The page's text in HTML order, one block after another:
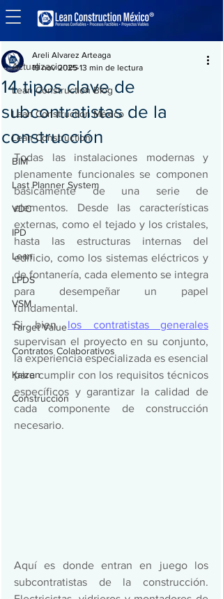
Entrada
Actualizaciones
Lean Construction Blog
Lean Construction México
Lean Construction
BIM
Last Planner System
VDC
IPD
Lean
LPDS
VSM
Target Value
Contratos Colaborativos
Kaizen
Construcción
14 tipos clave de
subcontratistas de la
construcción
Areli Alvarez Arteaga
19 nov 2025 13 min de lectura
Todas las instalaciones modernas y
plenamente funcionales se componen
básicamente de una serie de
elementos. Desde las características
externas, como el tejado y los cristales,
hasta las estructuras internas del
edificio, como los sistemas eléctricos y
de fontanería, cada elemento se integra
para desempeñar un papel
fundamental.
Si bien los contratistas generales
supervisan el proyecto en su conjunto,
la experiencia especializada es esencial
para cumplir con los requisitos técnicos
específicos y garantizar la calidad de
cada componente de construcción
necesario.
Aquí es donde entran en juego los
subcontratistas de la construcción.